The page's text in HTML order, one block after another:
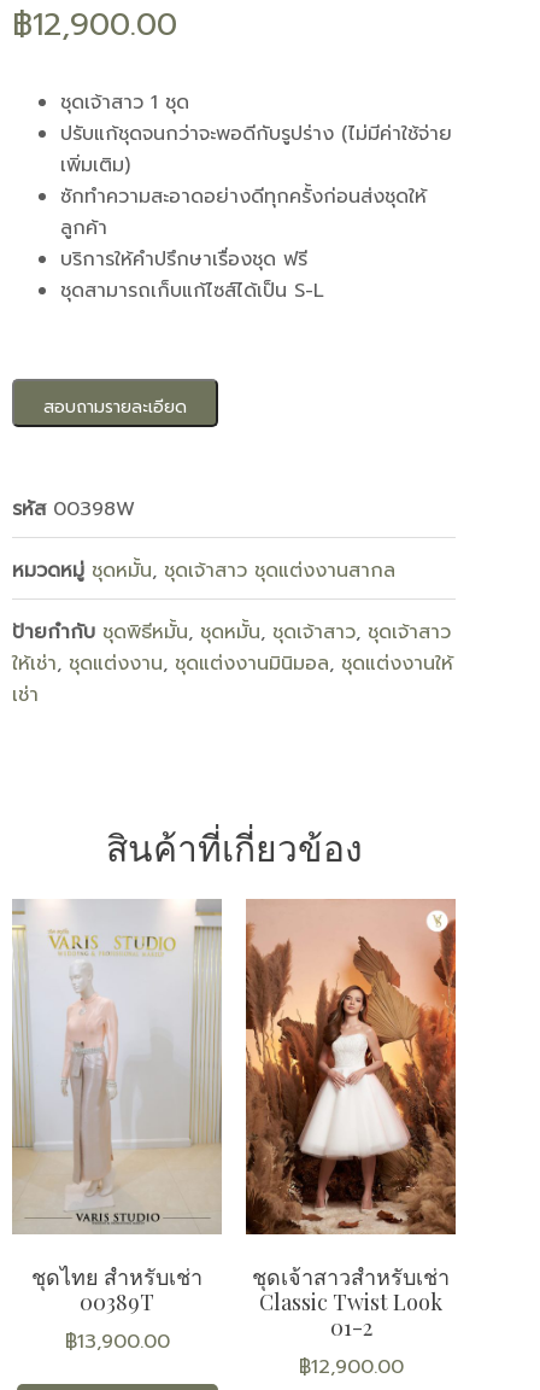
฿12,900.00
ชุดเจ้าสาว 1 ชุด
ปรับแก้ชุดจนกว่าจะพอดีกับรูปร่าง (ไม่มีค่าใช้จ่าย
เพิ่มเติม)
ซักทำความสะอาดอย่างดีทุกครั้งก่อนส่งชุดให้
ลูกค้า
บริการให้คำปรึกษาเรื่องชุด ฟรี
ชุดสามารถเก็บแก้ไซส์ได้เป็น S-L
สอบถามรายละเอียด
รหัส 00398W
หมวดหมู่ ชุดหมั้น, ชุดเจ้าสาว ชุดแต่งงานสากล
ป้ายกำกับ ชุดพิธีหมั้น, ชุดหมั้น, ชุดเจ้าสาว, ชุดเจ้าสาว
ให้เช่า, ชุดแต่งงาน, ชุดแต่งงานมินิมอล, ชุดแต่งงานให้
เช่า
สินค้าที่เกี่ยวข้อง
ชุดไทย สำหรับเช่า
00389T
฿13,900.00
ชุดเจ้าสาวสำหรับเช่า
Classic Twist Look
01-2
฿12,900.00